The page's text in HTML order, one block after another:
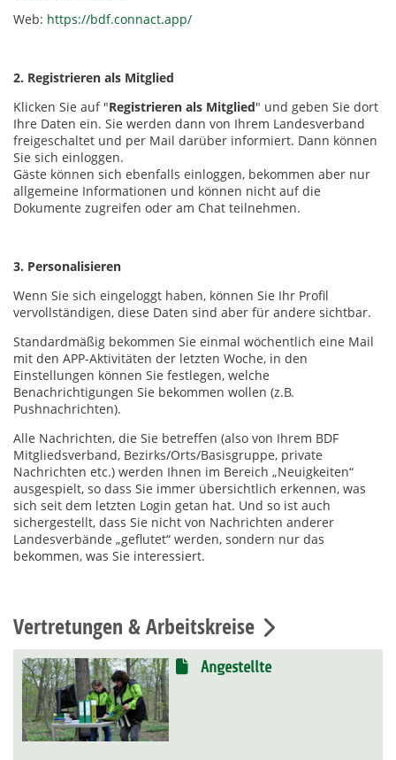
Web: https://bdf.connact.app/
2. Registrieren als Mitglied
Klicken Sie auf "Registrieren als Mitglied" und geben Sie dort
Ihre Daten ein. Sie werden dann von Ihrem Landesverband
freigeschaltet und per Mail darüber informiert. Dann können
Sie sich einloggen.
Gäste können sich ebenfalls einloggen, bekommen aber nur
allgemeine Informationen und können nicht auf die
Dokumente zugreifen oder am Chat teilnehmen.
3. Personalisieren
Wenn Sie sich eingeloggt haben, können Sie Ihr Profil
vervollständigen, diese Daten sind aber für andere sichtbar.
Standardmäßig bekommen Sie einmal wöchentlich eine Mail
mit den APP-Aktivitäten der letzten Woche, in den
Einstellungen können Sie festlegen, welche
Benachrichtigungen Sie bekommen wollen (z.B.
Pushnachrichten).
Alle Nachrichten, die Sie betreffen (also von Ihrem BDF
Mitgliedsverband, Bezirks/Orts/Basisgruppe, private
Nachrichten etc.) werden Ihnen im Bereich „Neuigkeiten“
ausgespielt, so dass Sie immer übersichtlich erkennen, was
sich seit dem letzten Login getan hat. Und so ist auch
sichergestellt, dass Sie nicht von Nachrichten anderer
Landesverbände „geflutet“ werden, sondern nur das
bekommen, was Sie interessiert.
Vertretungen & Arbeitskreise
Angestellte